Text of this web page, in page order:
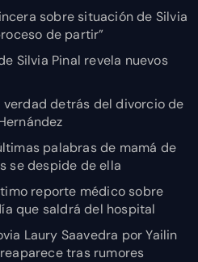
sobre situación de Silvia
de partir”
Silvia Pinal revela nuevos
verdad detrás del divorcio de
palabras de mamá de
se despide de ella
reporte médico sobre
que saldrá del hospital
Laury Saavedra por Yailin
tras rumores